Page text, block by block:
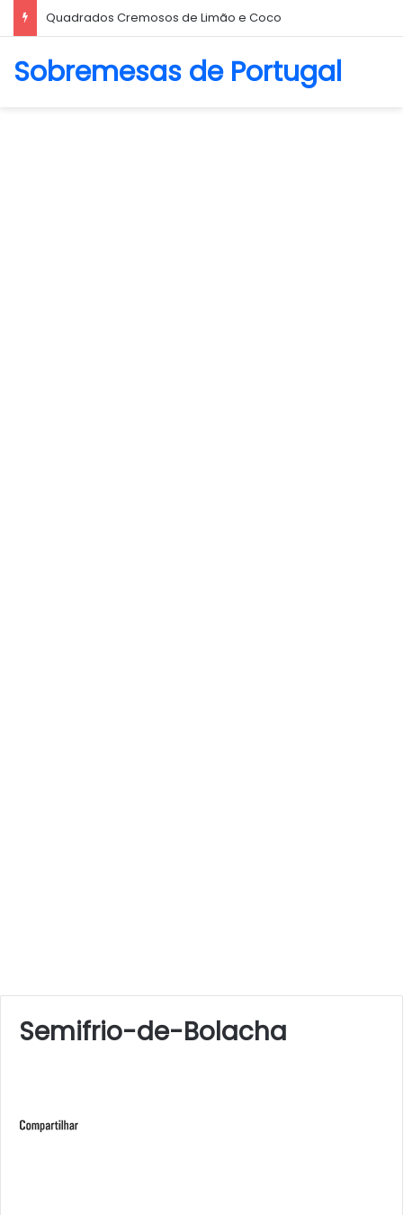
Quadrados Cremosos de Limão e Coco
Sobremesas de Portugal
Semifrio-de-Bolacha